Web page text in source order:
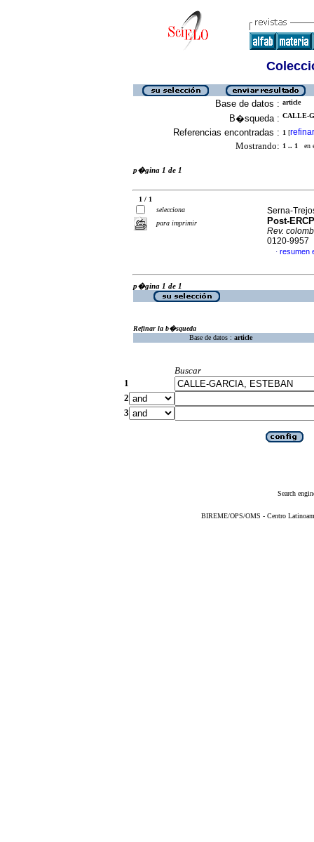
Base de datos : article
B�squeda : CALLE-
Referencias encontradas : 1 [refinar
Mostrando: 1 .. 1 en
p�gina 1 de 1
1 / 1
selecciona
para imprimir
Serna-
Post-
Rev.
0120-9957
· resumen
p�gina 1 de 1
Refinar la b�squeda
Base de datos : article
Buscar
1
2
3
Search
BIREME/OPS/OMS - Centro